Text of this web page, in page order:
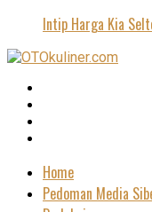
Intip Harga Kia
Home
Pedoman Media